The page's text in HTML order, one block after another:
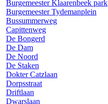
Burgemeester Klaarenbeek park
Burgemeester Tydemanplein
Bussummerweg
Capittenweg
De Bongerd
De Dam
De Noord
De Staken
Dokter Catzlaan
Dorpsstraat
Driftlaan
Dwarslaan